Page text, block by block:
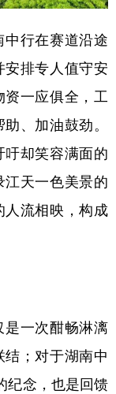
行在赛道沿途
排专人值守安
一应俱全，工
、加油鼓劲。
却笑容满面的
天一色美景的
流相映，构成
一次酣畅淋漓
；对于湖南中
纪念，也是回馈